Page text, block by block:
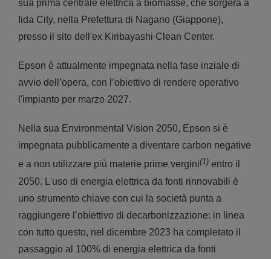
sua prima centrale elettrica a biomasse, che sorgerà a
Iida City, nella Prefettura di Nagano (Giappone),
presso il sito dell'ex Kiribayashi Clean Center.
Epson è attualmente impegnata nella fase inziale di
avvio dell’opera, con l’obiettivo di rendere operativo
l'impianto per marzo 2027.
Nella sua Environmental Vision 2050, Epson si è
impegnata pubblicamente a diventare carbon negative
e a non utilizzare più materie prime vergini(1)entro il
2050. L'uso di energia elettrica da fonti rinnovabili è
uno strumento chiave con cui la società punta a
raggiungere l’obiettivo di decarbonizzazione: in linea
con tutto questo, nel dicembre 2023 ha completato il
passaggio al 100% di energia elettrica da fonti